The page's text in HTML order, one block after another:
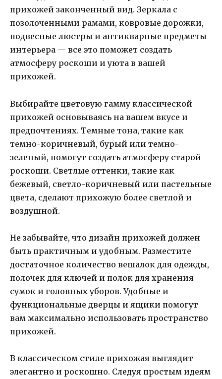
прихожей законченный вид. Зеркала с
позолоченными рамами, ковровые дорожки,
подвесные люстры и антикварные предметы
интерьера — все это поможет создать
атмосферу роскоши и уюта в вашей
прихожей.
Выбирайте цветовую гамму классической
прихожей основываясь на вашем вкусе и
предпочтениях. Темные тона, такие как
темно-коричневый, бурый или темно-
зеленый, помогут создать атмосферу старой
роскоши. Светлые оттенки, такие как
бежевый, светло-коричневый или пастельные
цвета, сделают прихожую более светлой и
воздушной.
Не забывайте, что дизайн прихожей должен
быть практичным и удобным. Разместите
достаточное количество вешалок для одежды,
полочек для ключей и полок для хранения
сумок и головных уборов. Удобные и
функциональные дверцы и ящики помогут
вам максимально использовать пространство
прихожей.
В классическом стиле прихожая выглядит
элегантно и роскошно. Следуя простым идеям